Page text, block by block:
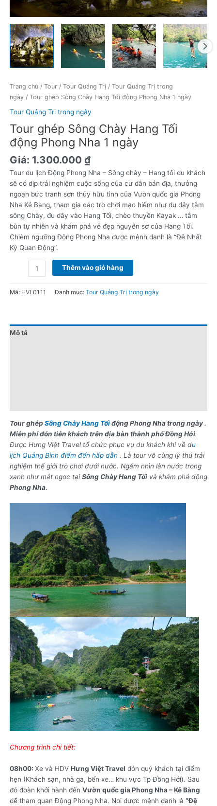
Trang chủ / Tour / Tour Quảng Trị / Tour Quảng Trị trong
ngày / Tour ghép Sông Chày Hang Tối động Phong Nha 1 ngày
Tour Quảng Trị trong ngày
Tour ghép Sông Chày Hang Tối
động Phong Nha 1 ngày
Giá: 1.300.000 ₫
Tour du lịch Động Phong Nha – Sông chày – Hang tối du khách
sẽ có dịp trải nghiệm cuộc sống của cư dân bản địa, thưởng
ngoạn bức tranh sơn thủy hữu tình của Vườn quốc gia Phong
Nha Kẻ Bàng, tham gia các trò chơi mạo hiểm như đu dây tắm
sông Chày, đu dây vào Hang Tối, chèo thuyền Kayak … tắm
bùn tự nhiên và khám phá vẻ đẹp nguyên sơ của Hang Tối.
Chiêm ngưỡng Động Phong Nha được mệnh danh là “Đệ Nhất
Kỳ Quan Động”.
lượng
Thêm vào giỏ hàng
Mã: HVL01.11 Danh mục: Tour Quảng Trị trong ngày
Mô tả
Tour ghép Sông Chày Hang Tốiđộng Phong Nha trong ngày .
Miễn phí đón tiễn khách trên địa bàn thành phố Đồng Hới.
Được Hưng Việt Travel tổ chức phục vụ du khách khi về du
lịch Quảng Bình điểm đến hấp dẫn . Là tour vô cùng lý thú trải
nghiệm thế giới trò chơi dưới nước. Ngắm nhìn làn nước trong
xanh như mắt ngọc tạiSông Chày Hang Tối và khám phá động
Phong Nha.
Chương trình chi tiết:
08h00: Xe và HDV Hưng Việt Travel đón quý khách tại điểm
hẹn (Khách sạn, nhà ga, bến xe… khu vực Tp Đồng Hới). Sau
đó đoàn khởi hành đến Vườn quốc gia Phong Nha – Kẻ Bàng
để tham quan Động Phong Nha. Nơi được mệnh danh là “Đệ